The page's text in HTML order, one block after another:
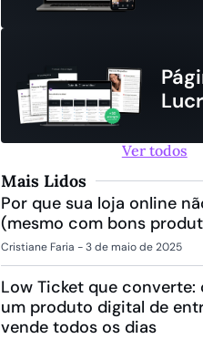
Ver todos
Mais Lidos
Por que sua loja online
(mesmo com bons
Cristiane Faria 3 de maio de 2025
Low Ticket que
um produto digital de
vende todos os dias